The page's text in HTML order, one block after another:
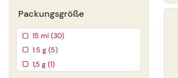
Packungsgröße
15 ml (30)
1.5 g (5)
1,5 g (1)